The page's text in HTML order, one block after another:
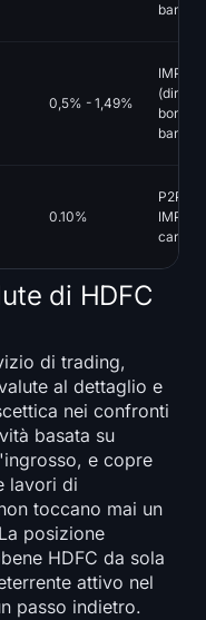
0,5% - 1,49%
IMPS
0.10%
P2P
IMPS),
carte
di HDFC
di trading,
al dettaglio e
nei confronti
basata su
e copre
lavori di
toccano mai un
posizione
HDFC da sola
attivo nel
passo indietro.